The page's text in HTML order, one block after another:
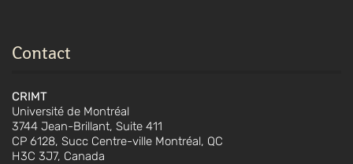
Contact
CRIMT
Université de Montréal
3744 Jean-Brillant, Suite 411
CP 6128, Succ Centre-ville Montréal, QC
H3C 3J7, Canada